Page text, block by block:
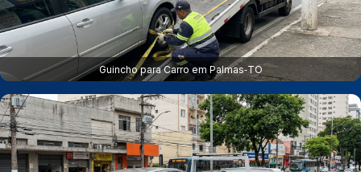
Guincho para Carro em Palmas‑TO